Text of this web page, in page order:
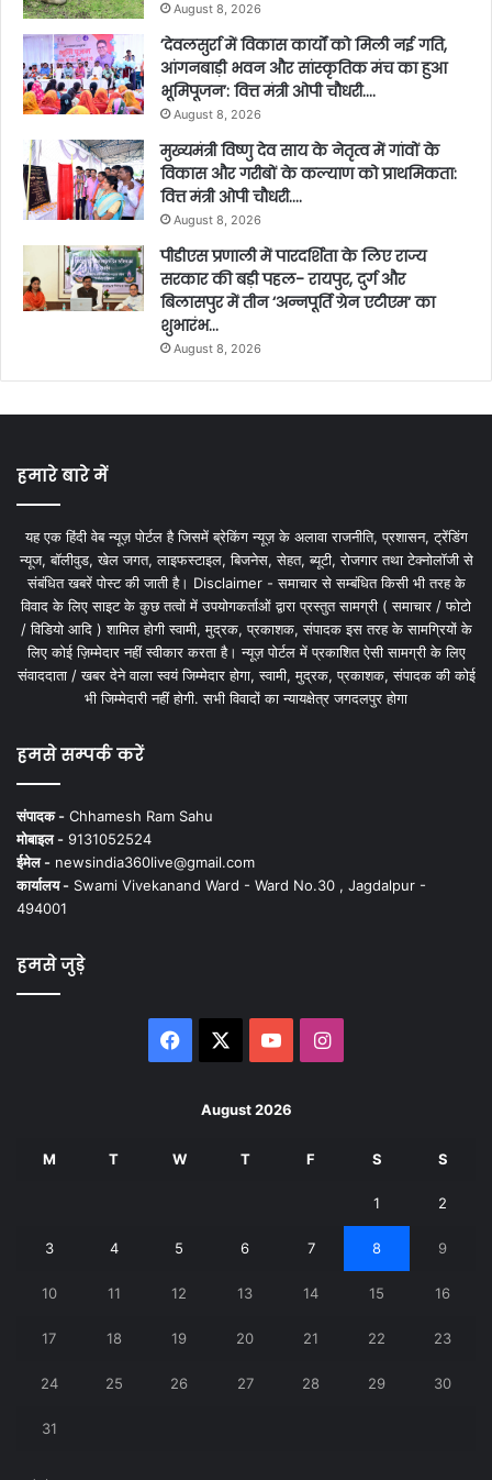
August 8, 2026
’देवलसुर्रा में विकास कार्यों को मिली नई गति,
आंगनबाड़ी भवन और सांस्कृतिक मंच का हुआ
भूमिपूजन’: वित्त मंत्री ओपी चौधरी….
August 8, 2026
मुख्यमंत्री विष्णु देव साय के नेतृत्व में गांवों के
विकास और गरीबों के कल्याण को प्राथमिकता:
वित्त मंत्री ओपी चौधरी….
August 8, 2026
पीडीएस प्रणाली में पारदर्शिता के लिए राज्य
सरकार की बड़ी पहल- रायपुर, दुर्ग और
बिलासपुर में तीन ‘अन्नपूर्ति ग्रेन एटीएम‘ का
शुभारंभ…
August 8, 2026
हमारे बारे में
यह एक हिंदी वेब न्यूज़ पोर्टल है जिसमें ब्रेकिंग न्यूज़ के अलावा राजनीति, प्रशासन, ट्रेंडिंग
न्यूज, बॉलीवुड, खेल जगत, लाइफस्टाइल, बिजनेस, सेहत, ब्यूटी, रोजगार तथा टेक्नोलॉजी से
संबंधित खबरें पोस्ट की जाती है। Disclaimer - समाचार से सम्बंधित किसी भी तरह के
विवाद के लिए साइट के कुछ तत्वों में उपयोगकर्ताओं द्वारा प्रस्तुत सामग्री ( समाचार / फोटो
/ विडियो आदि ) शामिल होगी स्वामी, मुद्रक, प्रकाशक, संपादक इस तरह के सामग्रियों के
लिए कोई ज़िम्मेदार नहीं स्वीकार करता है। न्यूज़ पोर्टल में प्रकाशित ऐसी सामग्री के लिए
संवाददाता / खबर देने वाला स्वयं जिम्मेदार होगा, स्वामी, मुद्रक, प्रकाशक, संपादक की कोई
भी जिम्मेदारी नहीं होगी. सभी विवादों का न्यायक्षेत्र जगदलपुर होगा
हमसे सम्पर्क करें
संपादक - Chhamesh Ram Sahu
मोबाइल - 9131052524
ईमेल - newsindia360live@gmail.com
कार्यालय - Swami Vivekanand Ward - Ward No.30 , Jagdalpur -
494001
हमसे जुड़े
Facebook YouTubeInstagram
August 2026
M T W T F S S
1 2
3 4 5 6 7 8 9
10 11 12 13 14 15 16
17 18 19 20 21 22 23
24 25 26 27 28 29 30
31